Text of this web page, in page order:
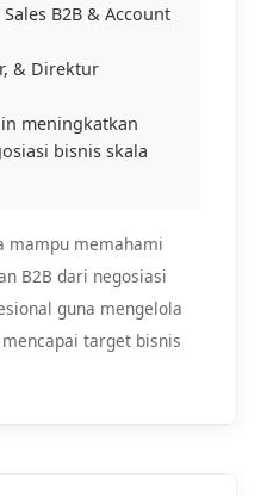
B2B & Account
& Direktur
meningkatkan
bisnis skala
mampu memahami
B2B dari negosiasi
guna mengelola
target bisnis